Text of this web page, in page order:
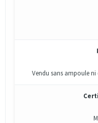
Vendu sans ampoule